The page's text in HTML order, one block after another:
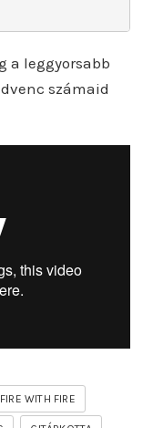
a leggyorsabb
számaid
WITH FIRE